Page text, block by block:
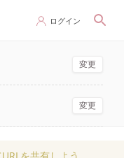
ログイン
変更
変更